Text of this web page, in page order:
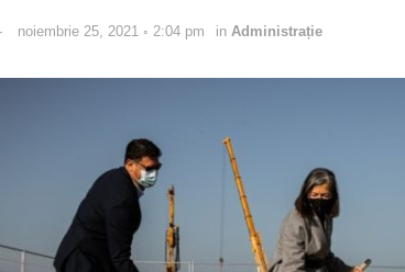
noiembrie 25, 2021 ◦ 2:04 pm in Administrație